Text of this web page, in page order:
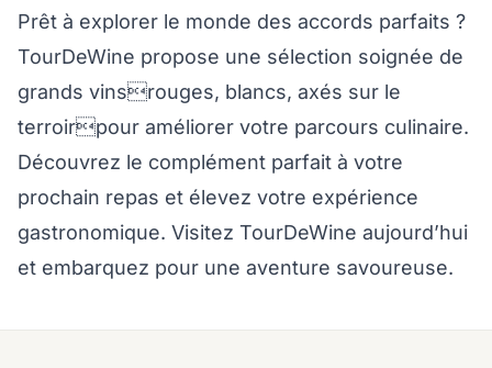
Prêt à explorer le monde des accords parfaits ?
TourDeWine propose une sélection soignée de
grands vinsrouges, blancs, axés sur le
terroirpour améliorer votre parcours culinaire.
Découvrez le complément parfait à votre
prochain repas et élevez votre expérience
gastronomique. Visitez TourDeWine aujourd’hui
et embarquez pour une aventure savoureuse.